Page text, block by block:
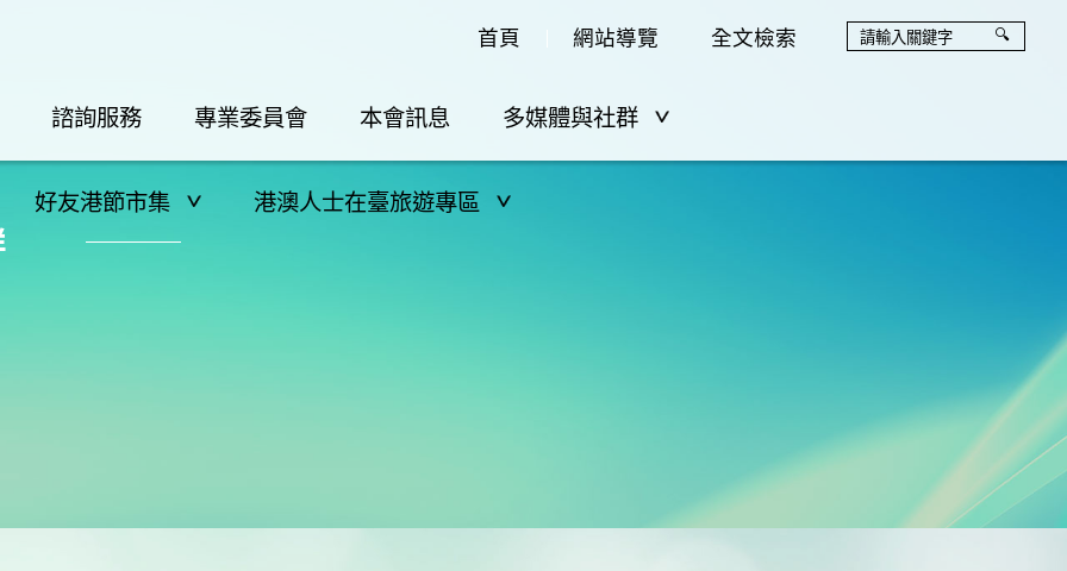
首頁 網站導覽 全文檢索
諮詢服務 專業委員會 本會訊息 多媒體與社群
好友港節市集 港澳人士在臺旅遊專區